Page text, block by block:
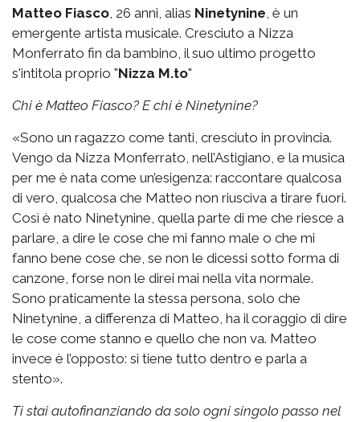
Matteo Fiasco, 26 anni, alias Ninetynine, è un
emergente artista musicale. Cresciuto a Nizza
Monferrato fin da bambino, il suo ultimo progetto
s'intitola proprio "Nizza M.to"
Chi è Matteo Fiasco? E chi è Ninetynine?
«Sono un ragazzo come tanti, cresciuto in provincia.
Vengo da Nizza Monferrato, nell’Astigiano, e la musica
per me è nata come un’esigenza: raccontare qualcosa
di vero, qualcosa che Matteo non riusciva a tirare fuori.
Così è nato Ninetynine, quella parte di me che riesce a
parlare, a dire le cose che mi fanno male o che mi
fanno bene cose che, se non le dicessi sotto forma di
canzone, forse non le direi mai nella vita normale.
Sono praticamente la stessa persona, solo che
Ninetynine, a differenza di Matteo, ha il coraggio di dire
le cose come stanno e quello che non va. Matteo
invece è l’opposto: si tiene tutto dentro e parla a
stento».
Ti stai autofinanziando da solo ogni singolo passo nel